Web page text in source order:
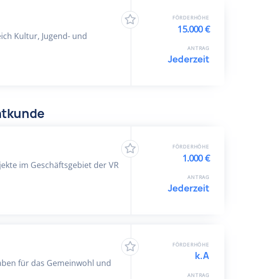
Kultur, Jugend- und
FÖRDERHÖHE
15.000 €
ANTRAG
Jederzeit
im Geschäftsgebiet der VR
FÖRDERHÖHE
1.000 €
ANTRAG
Jederzeit
für das Gemeinwohl und
FÖRDERHÖHE
k.A
ANTRAG